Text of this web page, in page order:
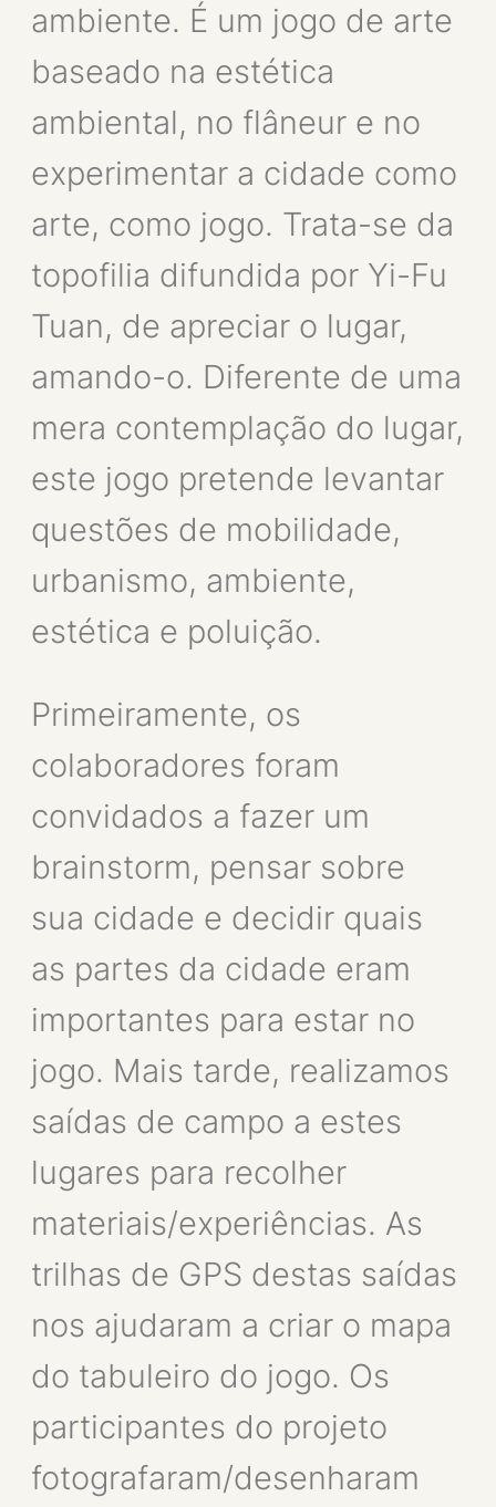
ambiente. É um jogo de arte
baseado na estética
ambiental, no flâneur e no
experimentar a cidade como
arte, como jogo. Trata-se da
topofilia difundida por Yi-Fu
Tuan, de apreciar o lugar,
amando-o. Diferente de uma
mera contemplação do lugar,
este jogo pretende levantar
questões de mobilidade,
urbanismo, ambiente,
estética e poluição.
Primeiramente, os
colaboradores foram
convidados a fazer um
brainstorm, pensar sobre
sua cidade e decidir quais
as partes da cidade eram
importantes para estar no
jogo. Mais tarde, realizamos
saídas de campo a estes
lugares para recolher
materiais/experiências. As
trilhas de GPS destas saídas
nos ajudaram a criar o mapa
do tabuleiro do jogo. Os
participantes do projeto
fotografaram/desenharam